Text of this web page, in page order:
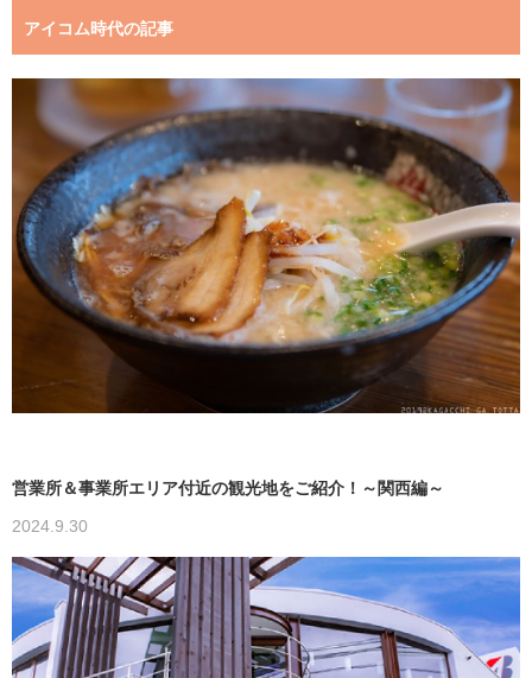
アイコム時代の記事
営業所＆事業所エリア付近の観光地をご紹介！～関西編～
2024.9.30